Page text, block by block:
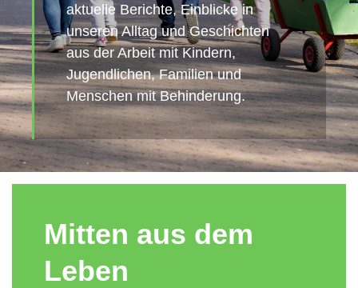
aktuelle Berichte, Einblicke in
unseren Alltag und Geschichten
aus der Arbeit mit Kindern,
Jugendlichen, Familien und
Menschen mit Behinderung.
Mitten aus dem
Leben